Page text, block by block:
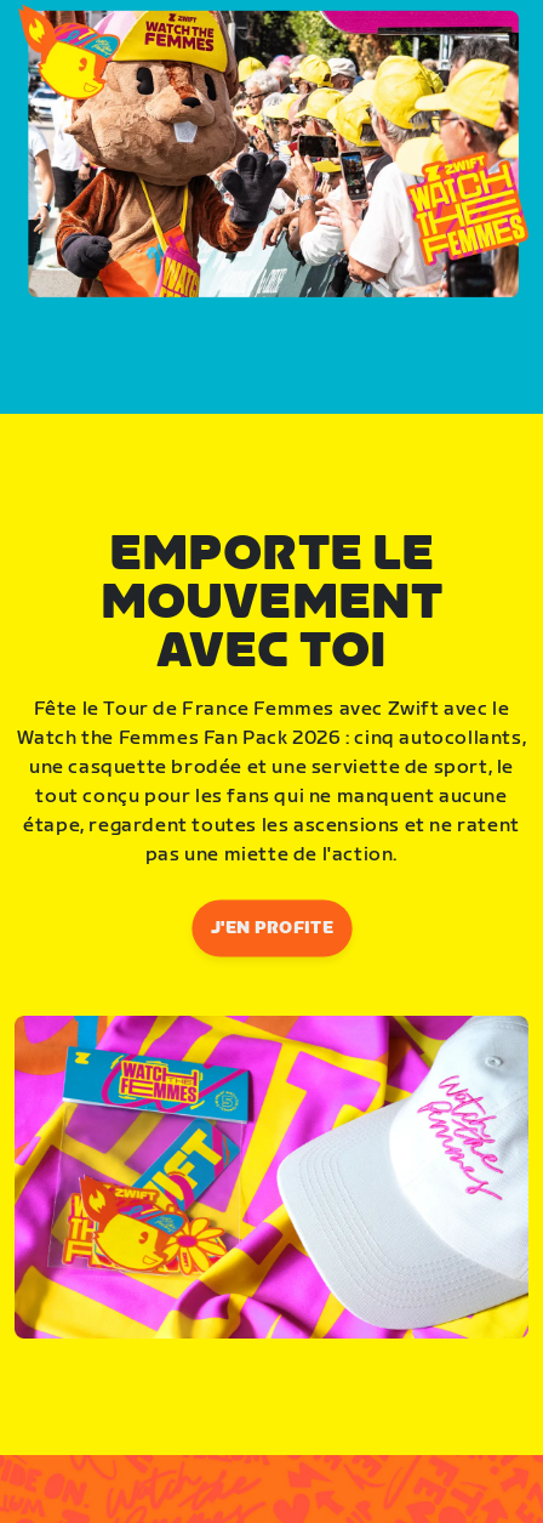
EMPORTE LE
MOUVEMENT
AVEC TOI
Fête le Tour de France Femmes avec Zwift avec le
Watch the Femmes Fan Pack 2026 : cinq autocollants,
une casquette brodée et une serviette de sport, le
tout conçu pour les fans qui ne manquent aucune
étape, regardent toutes les ascensions et ne ratent
pas une miette de l'action.
J'EN PROFITE